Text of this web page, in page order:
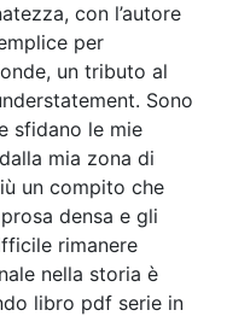
con l’autore
per
un tributo al
Sono
sfidano le mie
mia zona di
un compito che
densa e gli
rimanere
nella storia è
libro pdf serie in